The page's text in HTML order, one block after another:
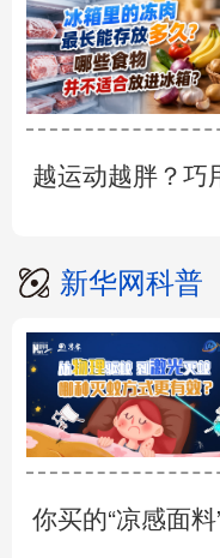
越运动越胖？巧
新华网科普
你买的“凉感面料